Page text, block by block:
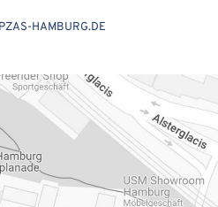
HAMBURG.DE